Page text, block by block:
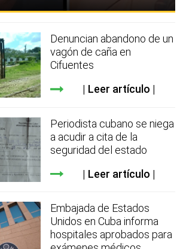
Denuncian abandono de un
vagón de caña en
Cifuentes
Leer artículo
Periodista cubano se niega
a acudir a cita de la
seguridad del estado
Leer artículo
Embajada de Estados
Unidos en Cuba informa
hospitales aprobados para